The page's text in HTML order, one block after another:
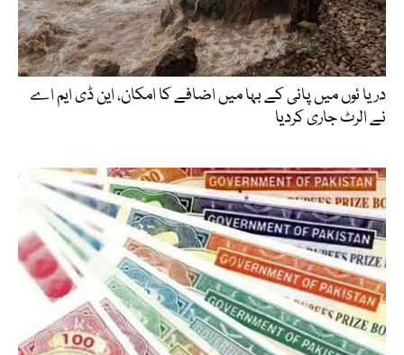
دریا ئوں میں پانی کے بہا میں اضافے کا امکان، این ڈی ایم اے
نے الرٹ جاری کردیا